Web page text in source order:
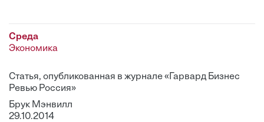
Среда
Экономика
Статья, опубликованная в журнале «Гарвард Бизнес
Ревью Россия»
Брук Мэнвилл
29.10.2014